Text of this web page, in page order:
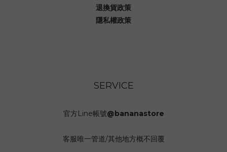
退換貨政策
隱私權政策
SERVICE
官方Line帳號@bananastore
客服唯一管道/其他地方概不回覆